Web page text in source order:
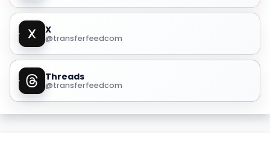
X
@transferfeedcom
Threads
@transferfeedcom